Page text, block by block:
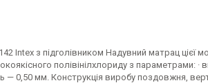
Intex з підголівником Надувний матрац цієї
полівінілхлориду з параметрами:
— 0,50 мм. Конструкція виробу поздовжня,